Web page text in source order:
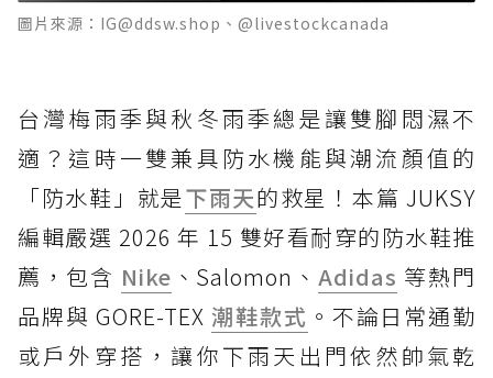
圖片來源：IG@ddsw.shop、@livestockcanada
台灣梅雨季與秋冬雨季總是讓雙腳悶濕不
適？這時一雙兼具防水機能與潮流顏值的
「防水鞋」就是下雨天的救星！本篇 JUKSY
編輯嚴選 2026 年 15 雙好看耐穿的防水鞋推
薦，包含 Nike 、Salomon、Adidas 等熱門
品牌與 GORE-TEX 潮鞋款式 。不論日常通勤
或戶外穿搭，讓你下雨天出門依然帥氣乾